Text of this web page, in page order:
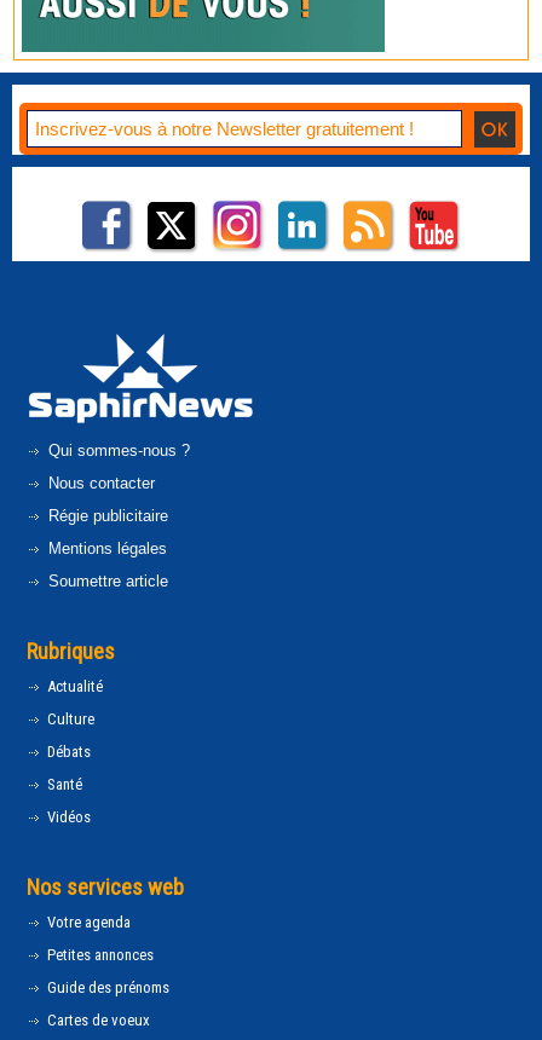
Qui sommes-nous ?
Nous contacter
Régie publicitaire
Mentions légales
Soumettre article
Rubriques
Actualité
Culture
Débats
Santé
Vidéos
Nos services web
Votre agenda
Petites annonces
Guide des prénoms
Cartes de voeux